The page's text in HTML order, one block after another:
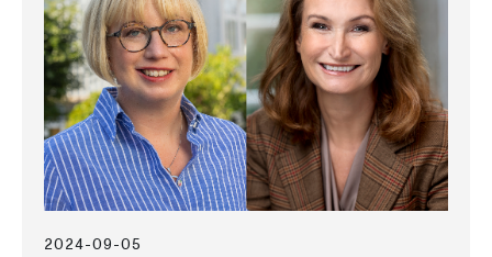
2024-09-05